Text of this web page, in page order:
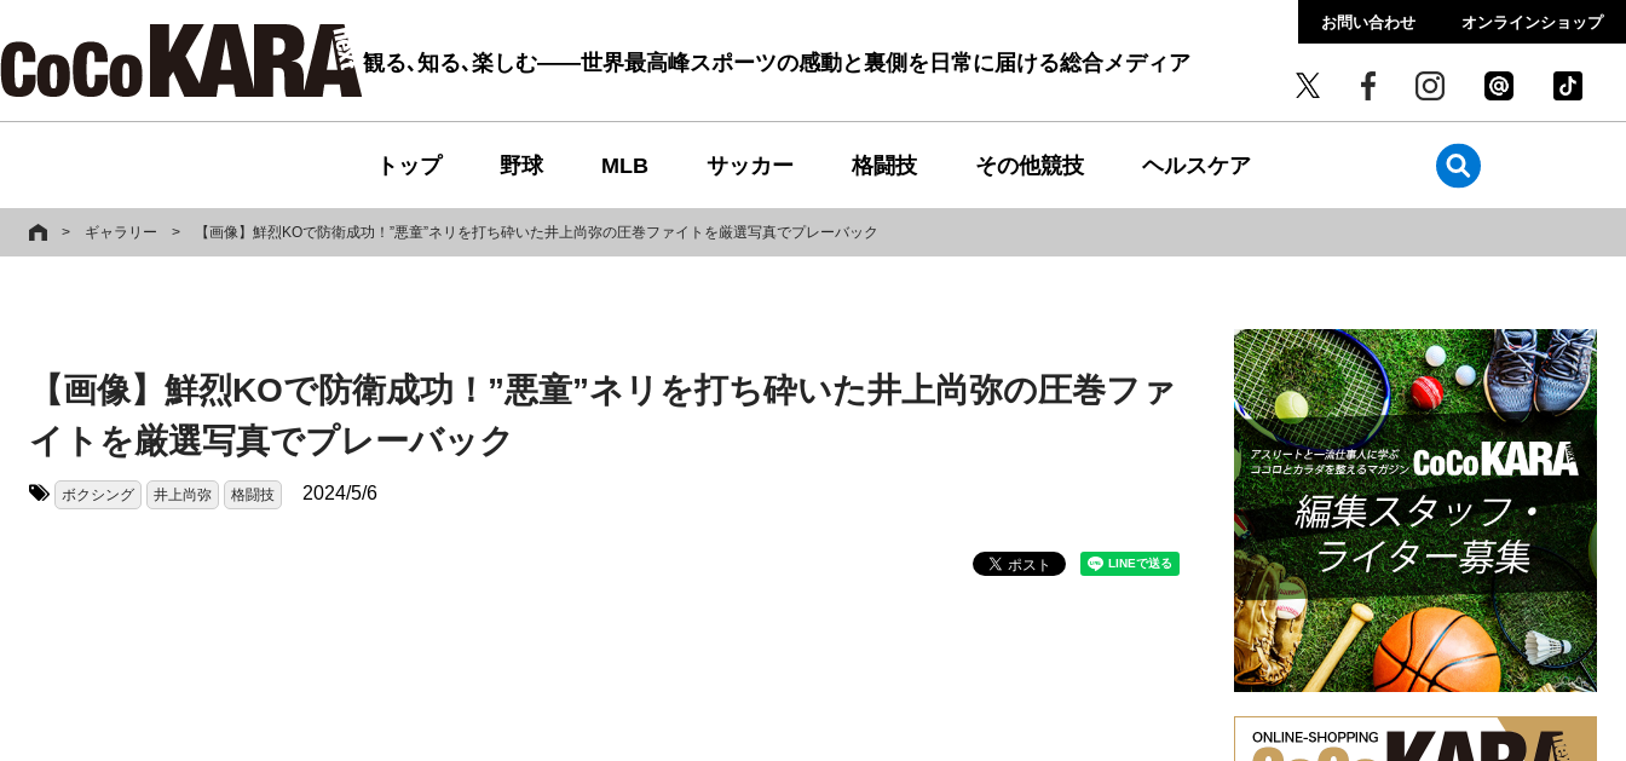
観る､知る､楽しむ――世界最高峰スポーツの感動と裏側を日常に届ける総合メディア
お問い合わせ オンラインショップ
トップ 野球 MLB サッカー 格闘技 その他競技 ヘルスケア
> ギャラリー > 【画像】鮮烈KOで防衛成功！”悪童”ネリを打ち砕いた井上尚弥の圧巻ファイトを厳選写真でプレーバック
【画像】鮮烈KOで防衛成功！”悪童”ネリを打ち砕いた井上尚弥の圧巻ファ
イトを厳選写真でプレーバック
ボクシング 井上尚弥 格闘技 2024/5/6